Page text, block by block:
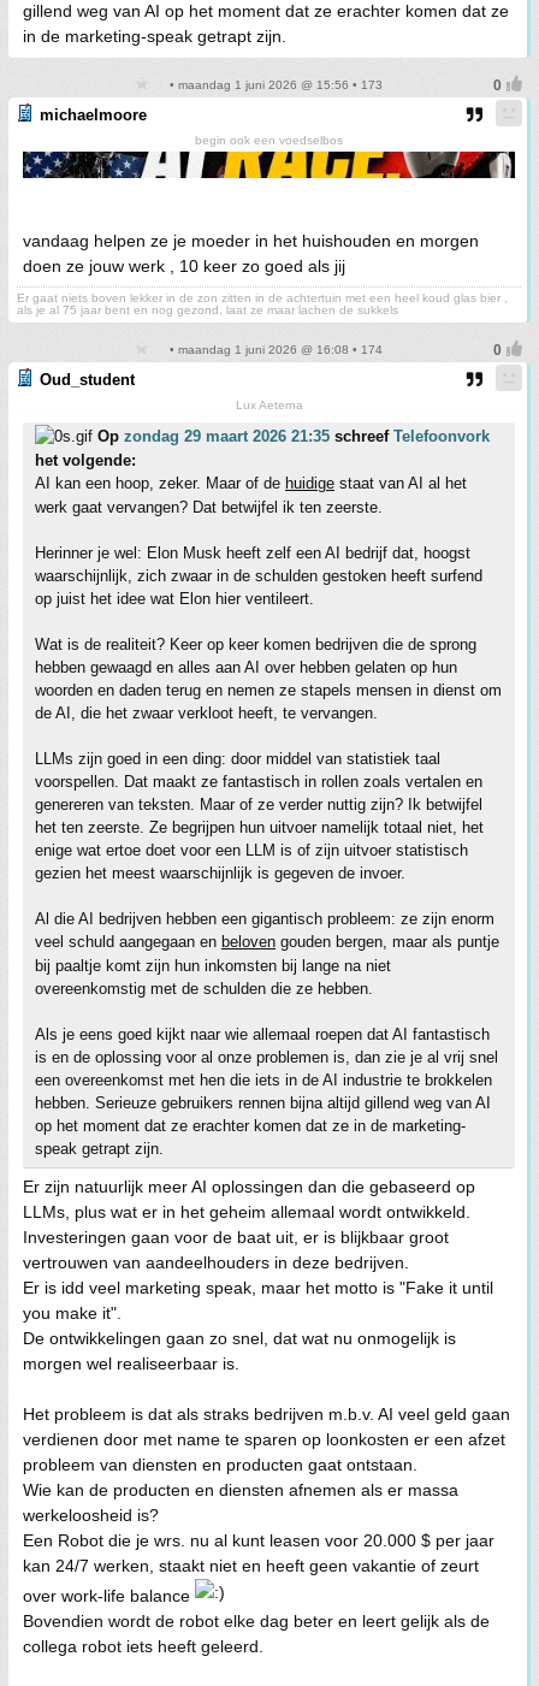
gillend weg van AI op het moment dat ze erachter komen dat ze
in de marketing-speak getrapt zijn.
• maandag 1 juni 2026 @ 15:56 • 173
michaelmoore
begin ook een voedselbos
vandaag helpen ze je moeder in het huishouden en morgen
doen ze jouw werk , 10 keer zo goed als jij
Er gaat niets boven lekker in de zon zitten in de achtertuin met een heel koud glas bier ,
als je al 75 jaar bent en nog gezond, laat ze maar lachen de sukkels
• maandag 1 juni 2026 @ 16:08 • 174
Oud_student
Lux Aeterna
Op zondag 29 maart 2026 21:35 schreef Telefoonvork
het volgende:
AI kan een hoop, zeker. Maar of de huidige staat van AI al het
werk gaat vervangen? Dat betwijfel ik ten zeerste.
Herinner je wel: Elon Musk heeft zelf een AI bedrijf dat, hoogst
waarschijnlijk, zich zwaar in de schulden gestoken heeft surfend
op juist het idee wat Elon hier ventileert.
Wat is de realiteit? Keer op keer komen bedrijven die de sprong
hebben gewaagd en alles aan AI over hebben gelaten op hun
woorden en daden terug en nemen ze stapels mensen in dienst om
de AI, die het zwaar verkloot heeft, te vervangen.
LLMs zijn goed in een ding: door middel van statistiek taal
voorspellen. Dat maakt ze fantastisch in rollen zoals vertalen en
genereren van teksten. Maar of ze verder nuttig zijn? Ik betwijfel
het ten zeerste. Ze begrijpen hun uitvoer namelijk totaal niet, het
enige wat ertoe doet voor een LLM is of zijn uitvoer statistisch
gezien het meest waarschijnlijk is gegeven de invoer.
Al die AI bedrijven hebben een gigantisch probleem: ze zijn enorm
veel schuld aangegaan en beloven gouden bergen, maar als puntje
bij paaltje komt zijn hun inkomsten bij lange na niet
overeenkomstig met de schulden die ze hebben.
Als je eens goed kijkt naar wie allemaal roepen dat AI fantastisch
is en de oplossing voor al onze problemen is, dan zie je al vrij snel
een overeenkomst met hen die iets in de AI industrie te brokkelen
hebben. Serieuze gebruikers rennen bijna altijd gillend weg van AI
op het moment dat ze erachter komen dat ze in de marketing-
speak getrapt zijn.
Er zijn natuurlijk meer AI oplossingen dan die gebaseerd op
LLMs, plus wat er in het geheim allemaal wordt ontwikkeld.
Investeringen gaan voor de baat uit, er is blijkbaar groot
vertrouwen van aandeelhouders in deze bedrijven.
Er is idd veel marketing speak, maar het motto is "Fake it until
you make it".
De ontwikkelingen gaan zo snel, dat wat nu onmogelijk is
morgen wel realiseerbaar is.
Het probleem is dat als straks bedrijven m.b.v. AI veel geld gaan
verdienen door met name te sparen op loonkosten er een afzet
probleem van diensten en producten gaat ontstaan.
Wie kan de producten en diensten afnemen als er massa
werkeloosheid is?
Een Robot die je wrs. nu al kunt leasen voor 20.000 $ per jaar
kan 24/7 werken, staakt niet en heeft geen vakantie of zeurt
over work-life balance
Bovendien wordt de robot elke dag beter en leert gelijk als de
collega robot iets heeft geleerd.